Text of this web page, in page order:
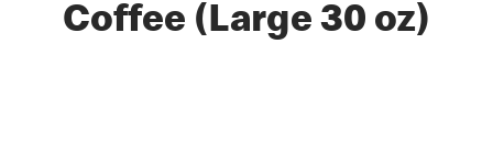
Coffee (Large 30 oz)